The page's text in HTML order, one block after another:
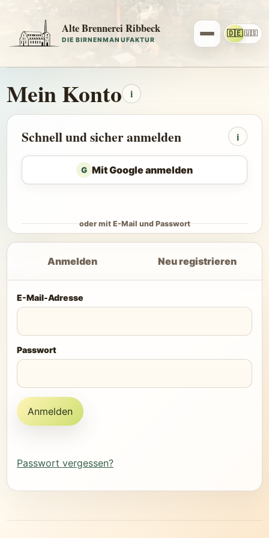
Alte Brennerei Ribbeck
DIE BIRNENMANUFAKTUR
🇩🇪🇺🇸
Mein Konto i
Schnell und sicher anmelden i
G Mit Google anmelden
oder mit E-Mail und Passwort
Anmelden Neu registrieren
E-Mail-Adresse
Passwort
Anmelden
Passwort vergessen?